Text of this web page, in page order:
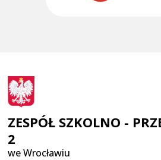
ZESPÓŁ SZKOLNO -
2
we Wrocławiu